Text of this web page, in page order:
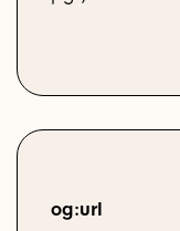
og:url